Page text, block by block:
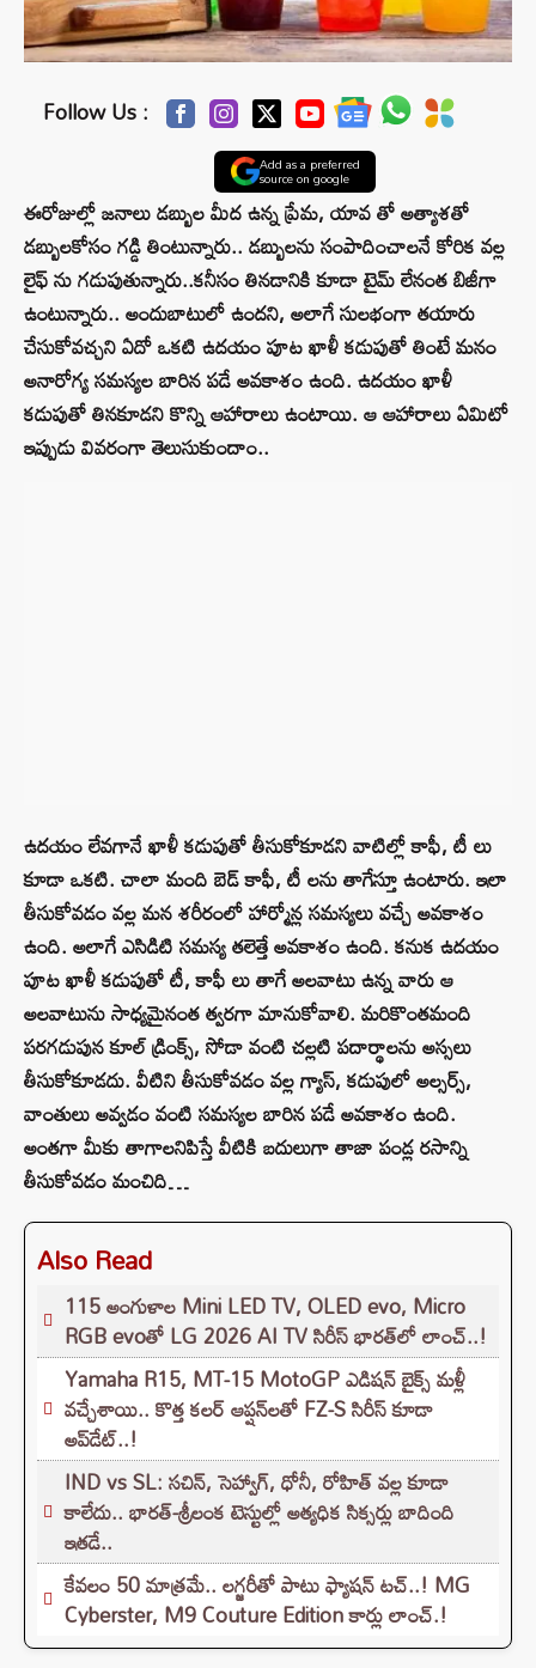
Follow Us :
Add as a preferred
source on google
ఈరోజుల్లో జనాలు డబ్బుల మీద ఉన్న ప్రేమ, యావ తో అత్యాశతో
డబ్బులకోసం గడ్డి తింటున్నారు.. డబ్బులను సంపాదించాలనే కోరిక వల్ల
లైఫ్ ను గడుపుతున్నారు..కనీసం తినడానికి కూడా టైమ్ లేనంత బిజీగా
ఉంటున్నారు.. అందుబాటులో ఉందని, అలాగే సులభంగా తయారు
చేసుకోవచ్చని ఏదో ఒకటి ఉదయం పూట ఖాళీ కడుపుతో తింటే మనం
అనారోగ్య సమస్యల బారిన పడే అవకాశం ఉంది. ఉదయం ఖాళీ
కడుపుతో తినకూడని కొన్ని ఆహారాలు ఉంటాయి. ఆ ఆహారాలు ఏమిటో
ఇప్పుడు వివరంగా తెలుసుకుందాం..
ఉదయం లేవగానే ఖాళీ కడుపుతో తీసుకోకూడని వాటిల్లో కాఫీ, టీ లు
కూడా ఒకటి. చాలా మంది బెడ్ కాఫీ, టీ లను తాగేస్తూ ఉంటారు. ఇలా
తీసుకోవడం వల్ల మన శరీరంలో హార్మోన్ల సమస్యలు వచ్చే అవకాశం
ఉంది. అలాగే ఎసిడిటి సమస్య తలెత్తే అవకాశం ఉంది. కనుక ఉదయం
పూట ఖాళీ కడుపుతో టీ, కాఫీ లు తాగే అలవాటు ఉన్న వారు ఆ
అలవాటును సాధ్యమైనంత త్వరగా మానుకోవాలి. మరికొంతమంది
పరగడుపున కూల్ డ్రింక్స్, సోడా వంటి చల్లటి పదార్థాలను అస్సలు
తీసుకోకూడదు. వీటిని తీసుకోవడం వల్ల గ్యాస్, కడుపులో అల్సర్స్,
వాంతులు అవ్వడం వంటి సమస్యల బారిన పడే అవకాశం ఉంది.
అంతగా మీకు తాగాలనిపిస్తే వీటికి బదులుగా తాజా పండ్ల రసాన్ని
తీసుకోవడం మంచిది…
Also Read
115 అంగుళాల Mini LED TV, OLED evo, Micro
RGB evoతో LG 2026 AI TV సిరీస్ భారత్‌లో లాంచ్..!
Yamaha R15, MT-15 MotoGP ఎడిషన్ బైక్స్ మళ్లీ
వచ్చేశాయి.. కొత్త కలర్ ఆప్షన్‌లతో FZ-S సిరీస్ కూడా
అప్‌డేట్..!
IND vs SL: సచిన్, సెహ్వాగ్, ధోనీ, రోహిత్‌ వల్ల కూడా
కాలేదు.. భారత్-శ్రీలంక టెస్టుల్లో అత్యధిక సిక్సర్లు బాదింది
ఇతడే..
కేవలం 50 మాత్రమే.. లగ్జరీతో పాటు ఫ్యాషన్ టచ్..! MG
Cyberster, M9 Couture Edition కార్లు లాంచ్.!